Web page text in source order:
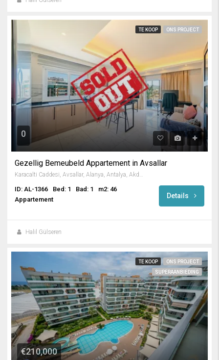
TE KOOP ONS PROJECT
0
Gezellig Bemeubeld Appartement in Avsallar
Karacalti Caddesi, Avsallar, Alanya, Antalya, Akdeniz Bölgesi, 07407, Türkiye
ID: AL-1366 Bed: 1 Bad: 1
m2: 46
Appartement
Details
Halil Gülseren
TE KOOP
ONS PROJECT
SUPERAANBIEDING
€210,000